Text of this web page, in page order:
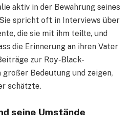
aktiv in der Bewahrung seines
spricht oft in Interviews über
die sie mit ihm teilte, und
die Erinnerung an ihren Vater
zur Roy-Black-
großer Bedeutung und zeigen,
schätzte.
seine Umstände